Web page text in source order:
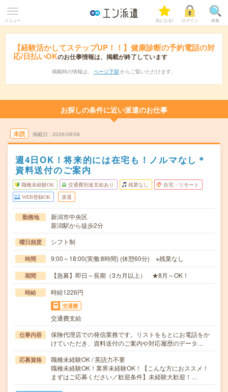
メニュー 気になる! ログイン 検索
【経験活かしてステップUP！！】健康診断の予約電話の対
応/日払いOKのお仕事情報は、掲載が終了しています
掲載時の情報は、 ページ下部 からご覧いただけます。
お探しの条件に近い派遣のお仕事
未読 掲載日 2026/08/08
週4日OK！将来的には在宅も！ノルマなし＊
資料送付のご案内
職種未経験OK 交通費別途支給あり 残業なし 在宅・リモート
WEB登録OK 派遣
勤務地
新潟市中央区
新潟駅から徒歩2分
曜日頻度 シフト制
時間 9:00～18:00(実働:8時間) (休憩60分) ※残業なし
期間 【急募】即日～長期（3カ月以上） ★8月～OK！
時給 時給1226円
交通費
交通費支給
仕事内容
保険代理店での発信業務です。リストをもとにお電話をか
けていただき、資料送付のご案内や対応履歴のデータ…
応募資格
職種未経験OK / 英語力不要
職種未経験OK！業界未経験OK！【こんな方におススメ！
まずはご応募ください／歓迎条件】未経験大歓迎！…